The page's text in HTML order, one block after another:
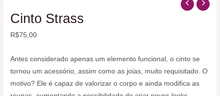
Cinto Strass
R$75,00
Antes considerado apenas um elemento funcional, o cinto se
tornou um acessório, assim como as joias, muito requisitado. O
motivo? Ele é capaz de valorizar o corpo e ainda modifica as